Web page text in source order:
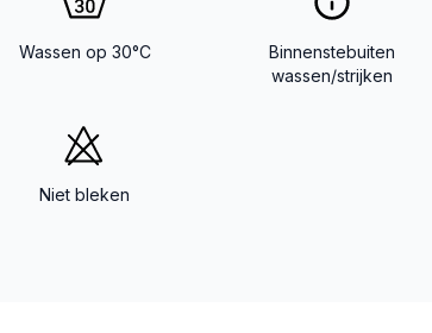
Wassen op 30°C
Binnenstebuiten
wassen/strijken
Niet bleken